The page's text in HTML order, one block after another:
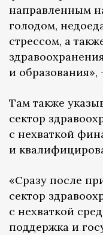
направленным
голодом,
стрессом, а
и образования»,
Там также
сектор
с нехваткой
и
«Сразу после
сектор
с нехваткой
поддержка и